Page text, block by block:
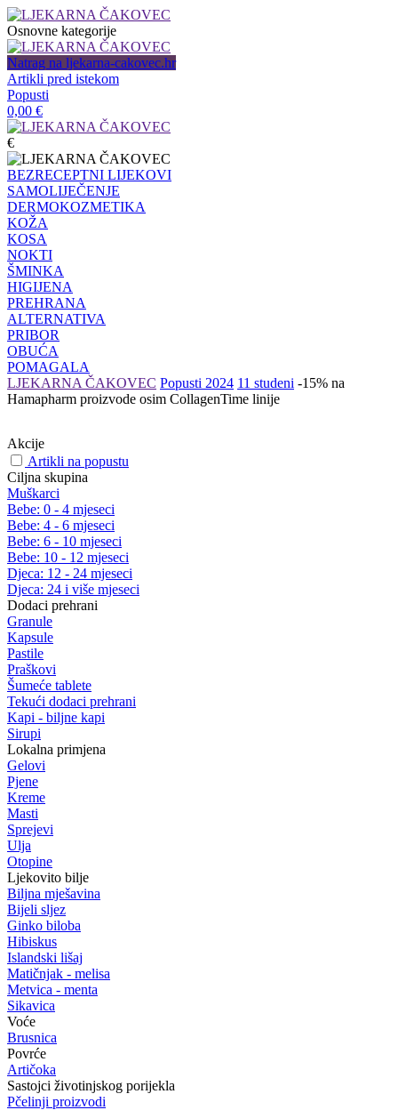
Osnovne kategorije
Natrag na ljekarna-cakovec.hr
Artikli pred istekom
Popusti
0,00 €
€
BEZRECEPTNI LIJEKOVI
SAMOLIJEČENJE
DERMOKOZMETIKA
KOŽA
KOSA
NOKTI
ŠMINKA
HIGIJENA
PREHRANA
ALTERNATIVA
PRIBOR
OBUĆA
POMAGALA
LJEKARNA ČAKOVEC Popusti 2024 11 studeni -15% na
Hamapharm proizvode osim CollagenTime linije
Akcije
Artikli na popustu
Ciljna skupina
Muškarci
Bebe: 0 - 4 mjeseci
Bebe: 4 - 6 mjeseci
Bebe: 6 - 10 mjeseci
Bebe: 10 - 12 mjeseci
Djeca: 12 - 24 mjeseci
Djeca: 24 i više mjeseci
Dodaci prehrani
Granule
Kapsule
Pastile
Praškovi
Šumeće tablete
Tekući dodaci prehrani
Kapi - biljne kapi
Sirupi
Lokalna primjena
Gelovi
Pjene
Kreme
Masti
Sprejevi
Ulja
Otopine
Ljekovito bilje
Biljna mješavina
Bijeli sljez
Ginko biloba
Hibiskus
Islandski lišaj
Matičnjak - melisa
Metvica - menta
Sikavica
Voće
Brusnica
Povrće
Artičoka
Sastojci životinjskog porijekla
Pčelinji proizvodi